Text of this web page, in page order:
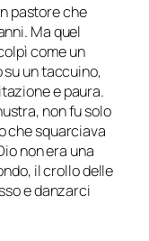
pastore che
Ma quel
come un
su un taccuino,
e paura.
non fu solo
che squarciava
non era una
il crollo delle
e danzarci